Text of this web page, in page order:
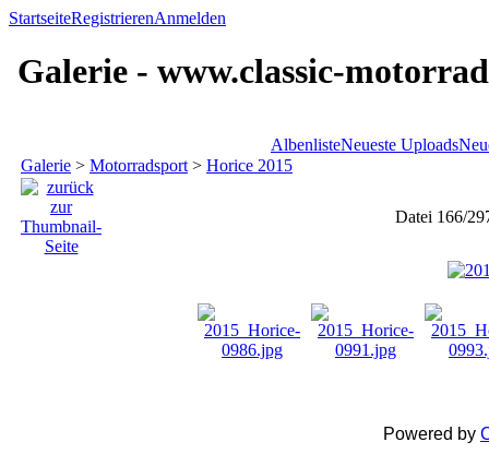
StartseiteRegistrierenAnmelden
Galerie - www.classic-
AlbenlisteNeueste Uploads
Galerie > Motorradsport > Horice 2015
Datei 166/
Powered by